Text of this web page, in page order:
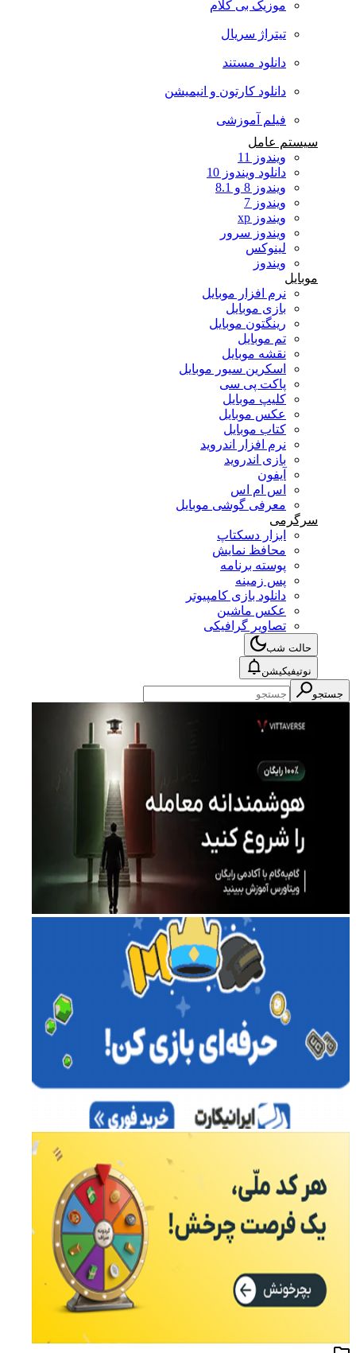
موزیک بی کلام
تیتراژ سریال
دانلود مستند
دانلود کارتون و انیمیشن
فیلم آموزشی
سیستم عامل
ویندوز 11
دانلود ویندوز 10
ویندوز 8 و 8.1
ویندوز 7
ویندوز xp
ویندوز سرور
لینوکس
ویندوز
موبایل
نرم افزار موبایل
بازی موبایل
رینگتون موبایل
تم موبایل
نقشه موبایل
اسکرین سیور موبایل
پاکت پی سی
کلیپ موبایل
عکس موبایل
کتاب موبایل
نرم افزار اندروید
بازی اندروید
آیفون
اس ام اس
معرفی گوشی موبایل
سرگرمی
ابزار دسکتاپ
محافظ نمایش
پوسته برنامه
پس زمینه
دانلود بازی کامپیوتر
عکس ماشین
تصاویر گرافیکی
حالت شب
نوتیفیکیشن
جستجو